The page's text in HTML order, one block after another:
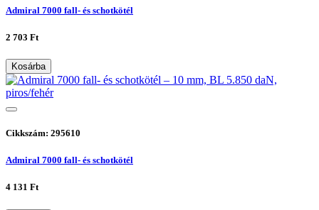
Admiral 7000 fall- és schotkötél
2 703 Ft
Kosárba
Cikkszám: 295610
Admiral 7000 fall- és schotkötél
4 131 Ft